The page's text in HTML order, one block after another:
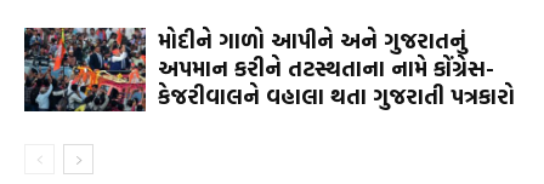
મોદીને ગાળો આપીને અને ગુજરાતનું
અપમાન કરીને તટસ્થતાના નામે કોંગ્રેસ-
કેજરીવાલને વહાલા થતા ગુજરાતી પત્રકારો